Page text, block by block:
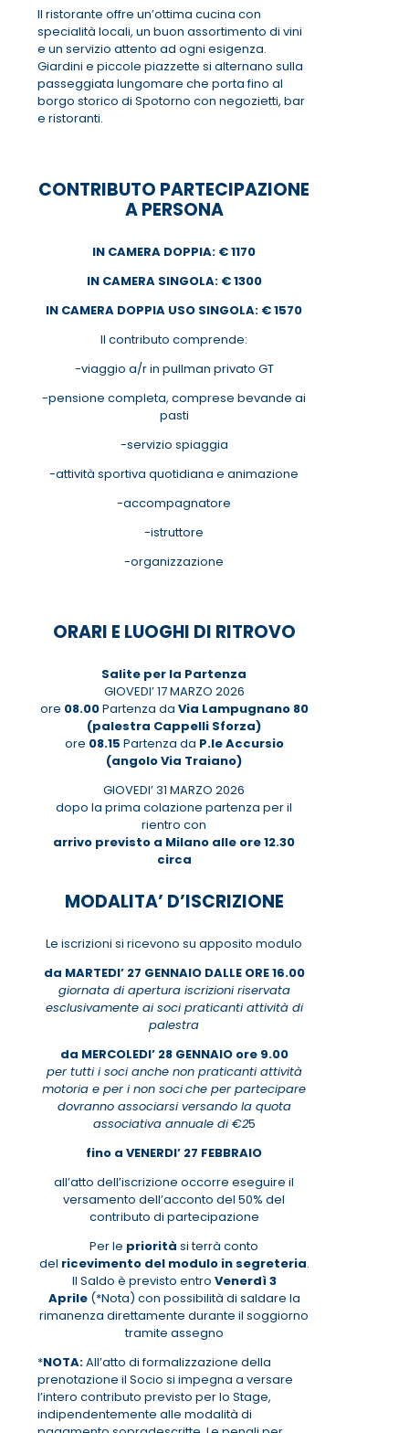
Il ristorante offre un’ottima cucina con
specialità locali, un buon assortimento di vini
e un servizio attento ad ogni esigenza.
Giardini e piccole piazzette si alternano sulla
passeggiata lungomare che porta fino al
borgo storico di Spotorno con negozietti, bar
e ristoranti.
CONTRIBUTO PARTECIPAZIONE
A PERSONA
IN CAMERA DOPPIA: € 1170
IN CAMERA SINGOLA: € 1300
IN CAMERA DOPPIA USO SINGOLA: € 1570
Il contributo comprende:
-viaggio a/r in pullman privato GT
-pensione completa, comprese bevande ai
pasti
-servizio spiaggia
-attività sportiva quotidiana e animazione
-accompagnatore
-istruttore
-organizzazione
ORARI E LUOGHI DI RITROVO
Salite per la Partenza
GIOVEDI’ 17 MARZO 2026
ore 08.00Partenza da Via Lampugnano 80
(palestra Cappelli Sforza)
ore 08.15 Partenza da P.le Accursio
(angolo Via Traiano)
GIOVEDI’ 31 MARZO 2026
dopo la prima colazione partenza per il
rientro con
arrivo previsto a Milano alle ore 12.30
circa
MODALITA’ D’ISCRIZIONE
Le iscrizioni si ricevono su apposito modulo
da MARTEDI’ 27 GENNAIO DALLE ORE 16.00
giornata di apertura iscrizioni riservata
esclusivamente ai soci praticanti attività di
palestra
da MERCOLEDI’ 28 GENNAIO ore 9.00
per tutti i soci anche non praticanti attività
motoria e per i non sociche per partecipare
dovranno associarsi versando la quota
associativa annuale di €25
fino a VENERDI’ 27 FEBBRAIO
all’atto dell’iscrizione occorre eseguire il
versamento dell’acconto del 50% del
contributo di partecipazione
Per le priorità si terrà conto
del ricevimento del modulo in segreteria.
Il Saldo è previsto entro Venerdì 3
Aprile (*Nota) con possibilità di saldare la
rimanenza direttamente durante il soggiorno
tramite assegno
*NOTA:All’atto di formalizzazione della
prenotazione il Socio si impegna a versare
l’intero contributo previsto per lo Stage,
indipendentemente alle modalità di